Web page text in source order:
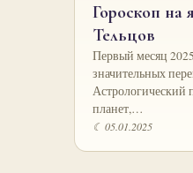
Гороскоп на
Тельцов
Первый месяц
значительных
Астрологический
планет,…
☾ 05.01.2025